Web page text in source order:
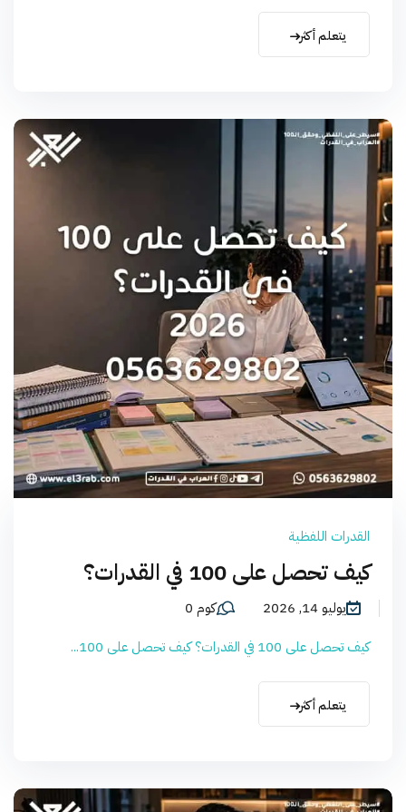
يتعلم أكثر
القدرات اللفظية
كيف تحصل على 100 في القدرات؟
يوليو 14, 2026
كوم 0
كيف تحصل على 100 في القدرات؟ كيف تحصل على 100...
يتعلم أكثر